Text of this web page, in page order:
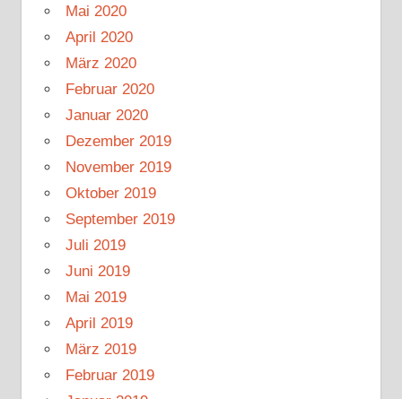
Mai 2020
April 2020
März 2020
Februar 2020
Januar 2020
Dezember 2019
November 2019
Oktober 2019
September 2019
Juli 2019
Juni 2019
Mai 2019
April 2019
März 2019
Februar 2019